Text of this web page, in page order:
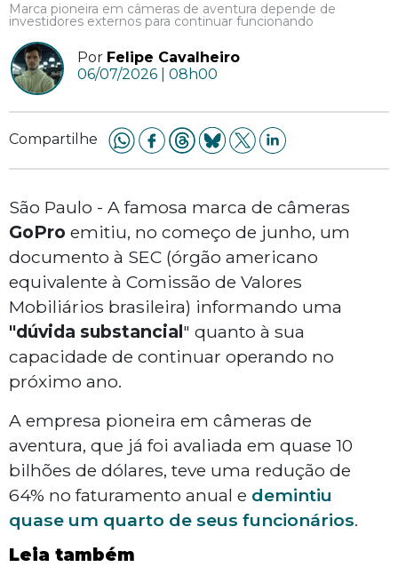
Marca pioneira em câmeras de aventura depende de
investidores externos para continuar funcionando
Por Felipe Cavalheiro
06/07/2026 | 08h00
Compartilhe
São Paulo - A famosa marca de câmeras
GoPro emitiu, no começo de junho, um
documento à SEC (órgão americano
equivalente à Comissão de Valores
Mobiliários brasileira) informando uma
"dúvida substancial" quanto à sua
capacidade de continuar operando no
próximo ano.
A empresa pioneira em câmeras de
aventura, que já foi avaliada em quase 10
bilhões de dólares, teve uma redução de
64% no faturamento anual e demintiu
quase um quarto de seus funcionários.
Leia também